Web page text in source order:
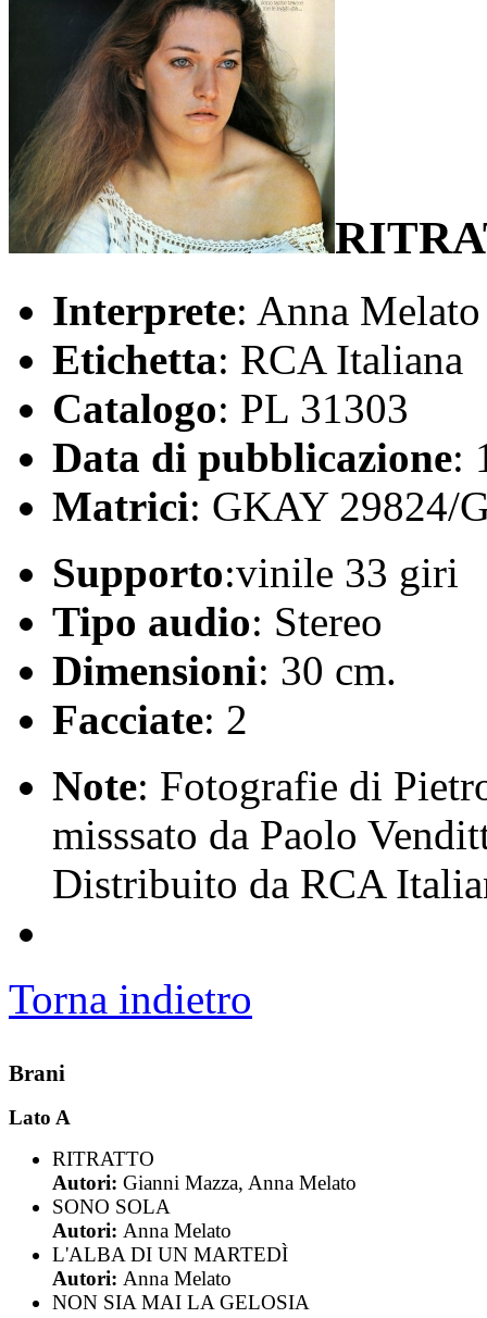
Interprete: Anna Melato
Etichetta: RCA Italiana
Catalogo: PL 31303
Data di pubblicazione:
Matrici: GKAY 29824/
Supporto:vinile 33 giri
Tipo audio: Stereo
Dimensioni: 30 cm.
Facciate: 2
Note: Fotografie di
misssato da Paolo
Distribuito da RCA
Torna indietro
Brani
Lato A
RITRATTO
Autori: Gianni Mazza, Anna Melato
SONO SOLA
Autori: Anna Melato
L'ALBA DI UN MARTEDÌ
Autori: Anna Melato
NON SIA MAI LA GELOSIA